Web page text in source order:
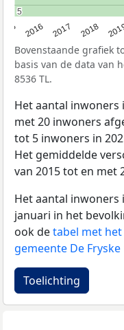
2016 2017 2018
5
5
Bovenstaande grafiek
basis van de data van
8536 TL.
Het aantal inwoners
met 20 inwoners
tot 5 inwoners in
Het gemiddelde
van 2015 tot en met
Het aantal inwoners
januari in het
ook detabel met
gemeente De
Toelichting